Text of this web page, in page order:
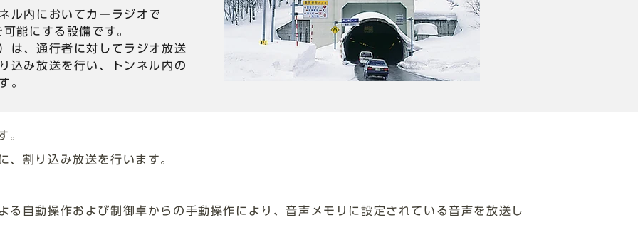
ル内においてカーラジオで
能にする設備です。
は、通行者に対してラジオ放送
込み放送を行い、トンネル内の
。
。
、割り込み放送を行います。
る自動操作および制御卓からの手動操作により、音声メモリに設定されている音声を放送し